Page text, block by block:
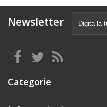
Newsletter
Categorie